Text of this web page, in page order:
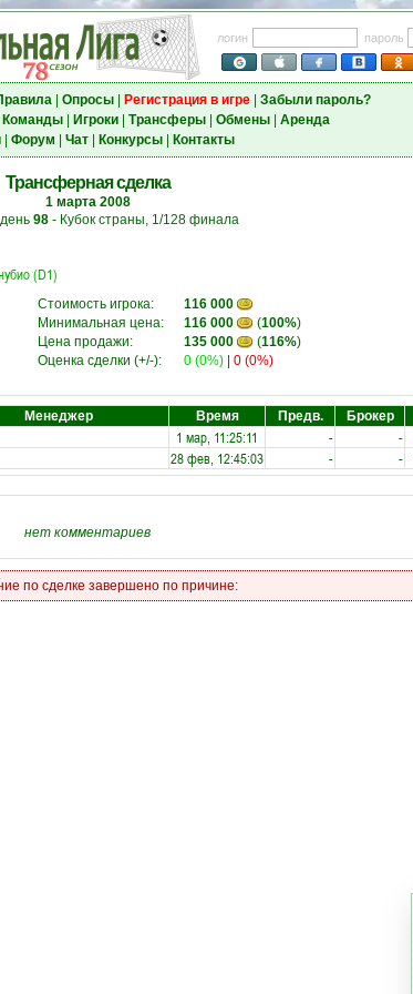
логин
пароль
| Опросы| Регистрация в игре| Забыли пароль?
Команды| Игроки| Трансферы| Обмены| Аренда
| Форум Чат| Конкурсы| Контакты
Трансферная сделка
1 марта 2008
98 - Кубок страны, 1/128 финала
(D1)
Стоимость игрока:
116 000
Минимальная цена:
116 000 (100%)
Цена продажи:
135 000 (116%)
Оценка сделки (+/-):
0 (0%) 0 (0%)
Менеджер Время Предв. Брокер
1 мар, 11:25:11 - -
28 фев, 12:45:03 - -
нет комментариев
по сделке завершено по причине: